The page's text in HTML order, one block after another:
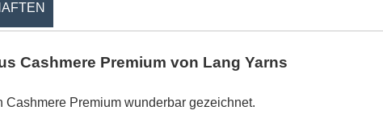
Cashmere Premium von Lang Yarns
Premium wunderbar gezeichnet.